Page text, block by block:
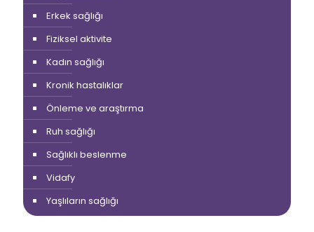
Erkek sağlığı
Fiziksel aktivite
Kadın sağlığı
Kronik hastalıklar
Önleme ve araştırma
Ruh sağlığı
Sağlıklı beslenme
Vidafy
Yaşlıların sağlığı